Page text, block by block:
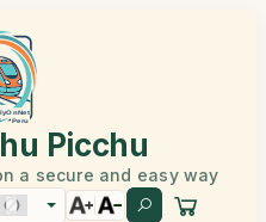
Picchu
a secure and easy way